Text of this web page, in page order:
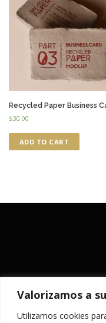
Valorizamos a
Utilizamos cookies
Recycled Paper Business
$30.00
ADD TO CART